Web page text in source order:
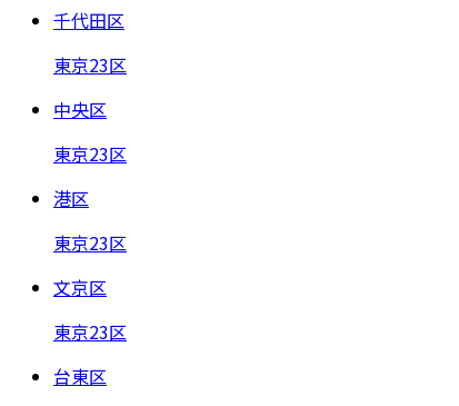
千代田区
東京23区
中央区
東京23区
港区
東京23区
文京区
東京23区
台東区